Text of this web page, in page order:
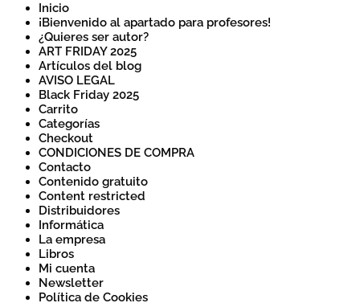
Inicio
¡Bienvenido al apartado para profesores!
¿Quieres ser autor?
ART FRIDAY 2025
Artículos del blog
AVISO LEGAL
Black Friday 2025
Carrito
Categorías
Checkout
CONDICIONES DE COMPRA
Contacto
Contenido gratuito
Content restricted
Distribuidores
Informática
La empresa
Libros
Mi cuenta
Newsletter
Política de Cookies